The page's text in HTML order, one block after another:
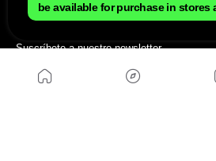
SÍGUENOS
Suscríbete a nuestro newsletter
be available for purchase in stores